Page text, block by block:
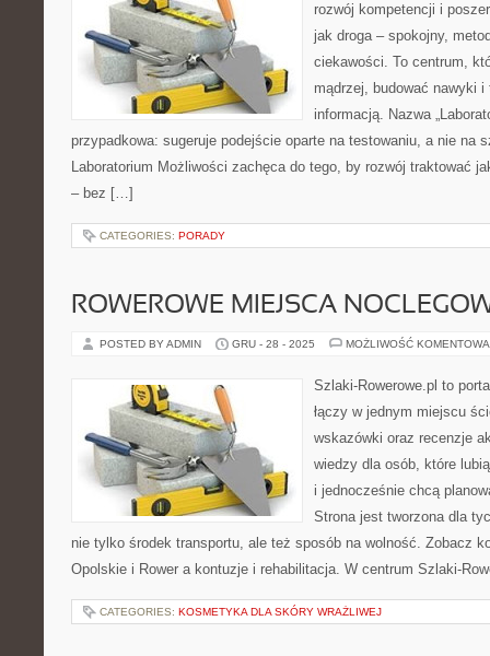
rozwój kompetencji i
jak droga – spokojny,
ciekawości. To centrum,
mądrzej, budować nawyki
informacją. Nazwa
przypadkowa: sugeruje podejście oparte na testowaniu, a nie na
Laboratorium Możliwości zachęca do tego, by rozwój traktować
– bez […]
CATEGORIES: PORADY
ROWEROWE MIEJSCA
POSTED BY ADMIN GRU - 28 - 2025 MOŻLIWOŚĆ
Szlaki-Rowerowe.pl to
łączy w jednym miejscu
wskazówki oraz recenzje
wiedzy dla osób, które
i jednocześnie chcą
Strona jest tworzona dla
nie tylko środek transportu, ale też sposób na wolność. Zobacz
Opolskie i Rower a kontuzje i rehabilitacja. W centrum Szlaki-
CATEGORIES: KOSMETYKA DLA SKÓRY WRAŻLIWEJ